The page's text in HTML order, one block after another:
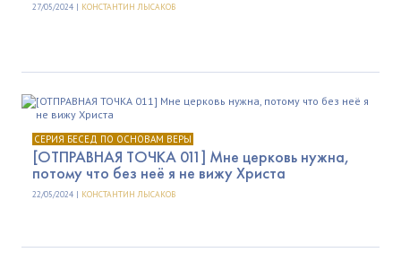
27/05/2024 | КОНСТАНТИН ЛЫСАКОВ
СЕРИЯ БЕСЕД ПО ОСНОВАМ ВЕРЫ
[ОТПРАВНАЯ ТОЧКА 011] Мне церковь нужна,
потому что без неё я не вижу Христа
22/05/2024 | КОНСТАНТИН ЛЫСАКОВ